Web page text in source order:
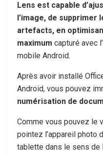
Lens est capable
l’image, de supprimer
artefacts, en
maximum capturé avec
mobile Android.
Après avoir installé
Android, vous pouvez
numérisation de
Comme vous pouvez le
pointez l’appareil photo
tablette dans le sens de